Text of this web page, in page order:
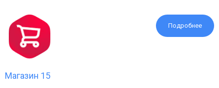
Подробнее
Магазин 15